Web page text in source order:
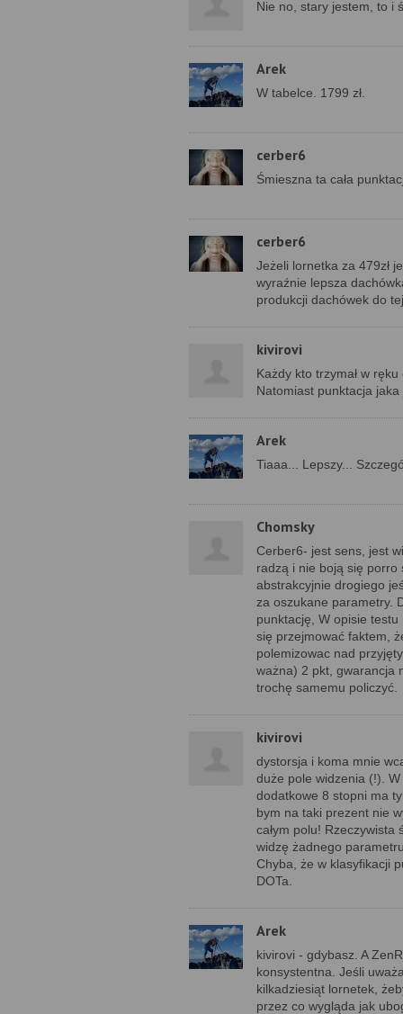
Nie no, stary jestem, to i
Arek
W tabelce. 1799 zł.
cerber6
Śmieszna ta cała
cerber6
Jeżeli lornetka za 479zł
wyraźnie lepsza
produkcji dachówek do
kivirovi
Każdy kto trzymał w
Natomiast punktacja
Arek
Tiaaa... Lepszy...
Chomsky
Cerber6- jest sens, jest
radzą i nie boją się porro
abstrakcyjnie drogiego
za oszukane parametry.
punktację, W opisie
się przejmować faktem,
polemizowac nad
ważna) 2 pkt, gwarancja
trochę samemu policzyć.
kivirovi
dystorsja i koma mnie
duże pole widzenia (!).
dodatkowe 8 stopni ma
bym na taki prezent nie
całym polu!
widzę żadnego
Chyba, że w klasyfikacji
DOTa.
Arek
kivirovi - gdybasz. A
konsystentna. Jeśli
kilkadziesiąt lornetek,
przez co wygląda jak